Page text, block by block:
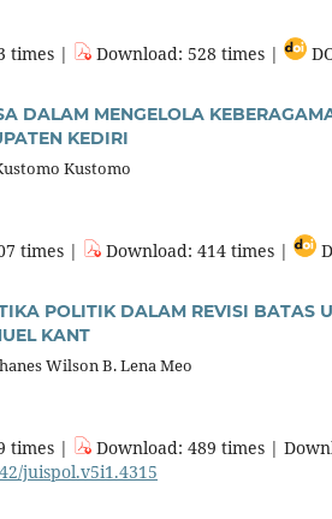
times | Download: 528 times |
DALAM MENGELOLA
KEDIRI
Kustomo
times | Download: 414 times |
POLITIK DALAM REVISI BATAS
KANT
Wilson B. Lena Meo
times | Download: 489 times |
juispol.v5i1.4315